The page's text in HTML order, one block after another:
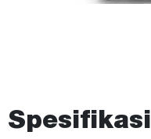
Spesifikasi